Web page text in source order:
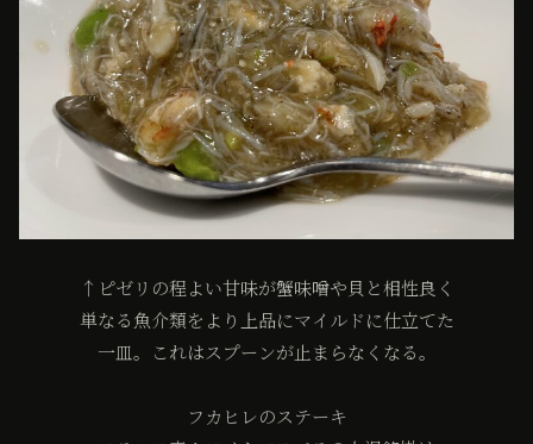
↑ピゼリの程よい甘味が蟹味噌や貝と相性良く
単なる魚介類をより上品にマイルドに仕立てた
一皿。これはスプーンが止まらなくなる。
フカヒレのステーキ